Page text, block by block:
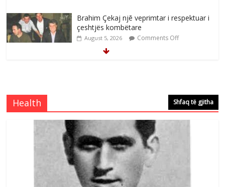
Brahim Çekaj njē veprimtar i respektuar i
çeshtjës kombëtare
August 5, 2026 Comments Off
e invalidëve në Fushë Kosovë
Comments Off
Çlirimtari Agron Gërvalla me takime pune
në atdhe të shoqerisë Levizja
August 3, 2026 Comments Off
Health Shfaq të gjitha